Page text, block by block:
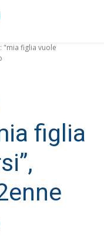
"mia figlia vuole
figlia